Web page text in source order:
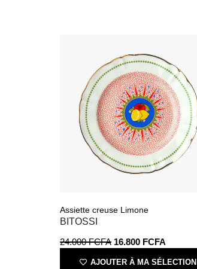
Assiette creuse Limone
BITOSSI
24.000FCFA 16.800 FCFA
AJOUTER À MA SÉLECTION